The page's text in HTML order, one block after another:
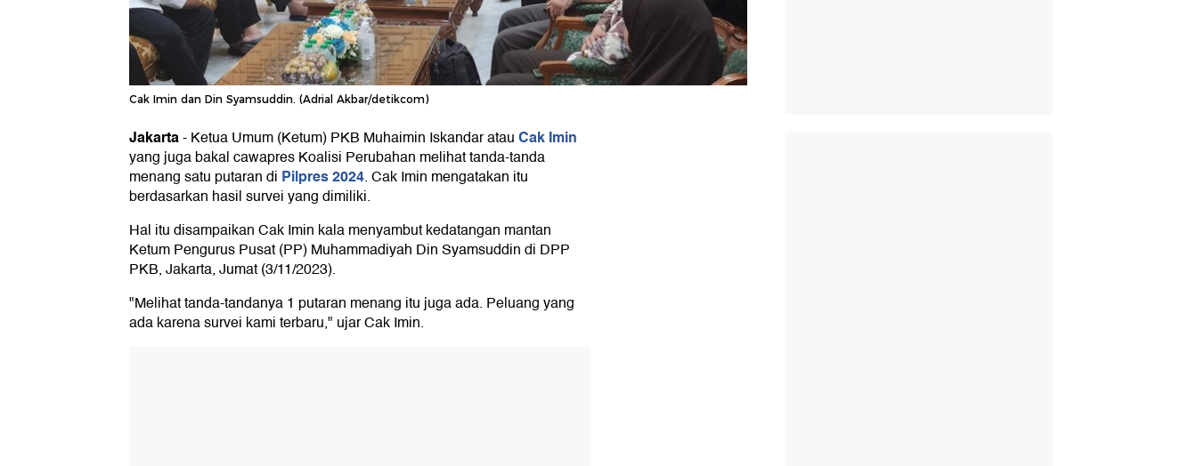
Cak Imin dan Din Syamsuddin. (Adrial Akbar/detikcom)
Jakarta-Ketua Umum (Ketum) PKB Muhaimin Iskandar atauCak Imin
yang juga bakal cawapres Koalisi Perubahan melihat tanda-tanda
menang satu putaran di Pilpres 2024. Cak Imin mengatakan itu
berdasarkan hasil survei yang dimiliki.
Hal itu disampaikan Cak Imin kala menyambut kedatangan mantan
Ketum Pengurus Pusat (PP) Muhammadiyah Din Syamsuddin di DPP
PKB, Jakarta, Jumat (3/11/2023).
"Melihat tanda-tandanya 1 putaran menang itu juga ada. Peluang yang
ada karena survei kami terbaru," ujar Cak Imin.